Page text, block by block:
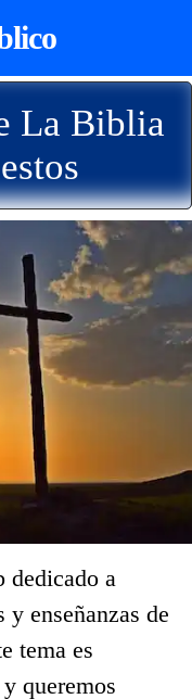
La Biblia
dedicado a
enseñanzas de
tema es
queremos